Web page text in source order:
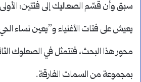
سبق وأن قُسِّم الصعاليك إلى فئتين:
يعيش على فتات الأغنياء و”يعين نساء
محور هذا البحث، فتتمثل في الصعلوك
بمجموعة من السمات الفارقة.